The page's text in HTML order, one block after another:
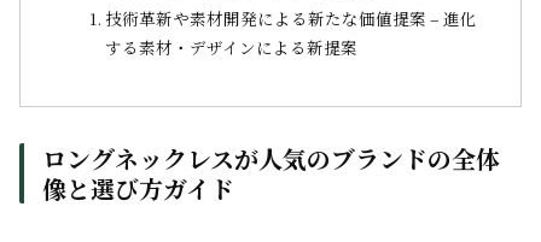
技術革新や素材開発による新たな価値提案 – 進化
する素材・デザインによる新提案
ロングネックレスが人気のブランドの全体
像と選び方ガイド